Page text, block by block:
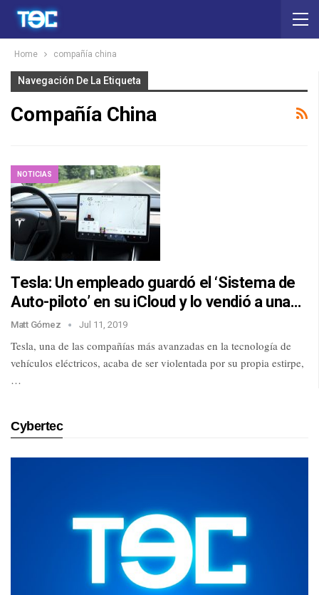
Home compañía china
Navegación De La Etiqueta
Compañía China
NOTICIAS
Tesla: Un empleado guardó el ‘Sistema de
Auto-piloto’ en su iCloud y lo vendió a una…
Matt Gómez Jul 11, 2019
Tesla, una de las compañías más avanzadas en la tecnología de
vehículos eléctricos, acaba de ser violentada por su propia estirpe,
…
Cybertec